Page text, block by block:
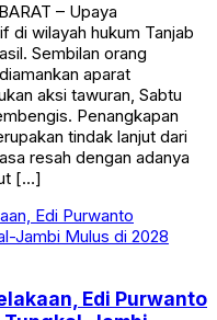
– Upaya
di wilayah hukum Tanjab
Sembilan orang
aparat
aksi tawuran, Sabtu
Penangkapan
tindak lanjut dari
resah dengan adanya
[…]
Edi Purwanto